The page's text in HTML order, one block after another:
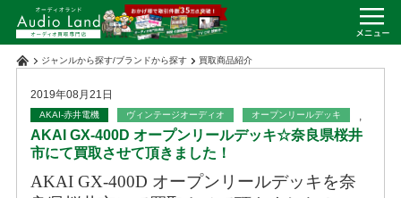
ジャンルから探す/ブランドから探す 買取商品紹介
2019年08月21日
AKAI-赤井電機 ヴィンテージオーディオ ,
オープンリールデッキ
AKAI GX-400D オープンリールデッキ☆奈良県桜井
市にて買取させて頂きました！
AKAI GX-400D オープンリールデッキを奈